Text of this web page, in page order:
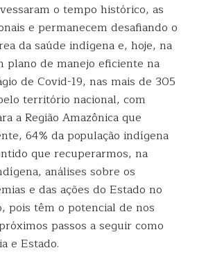
o tempo histórico, as
e permanecem desafiando o
da saúde indígena e, hoje, na
plano de manejo eficiente na
de Covid-19, nas mais de 305
território nacional, com
a Região Amazônica que
64% da população indígena
que recuperarmos, na
análises sobre os
e das ações do Estado no
pois têm o potencial de nos
passos a seguir como
e Estado.